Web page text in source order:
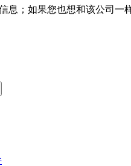
息；如果您也想和该公司一